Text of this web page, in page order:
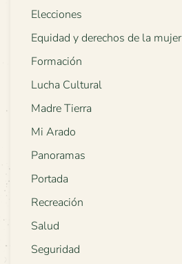
Elecciones
Equidad y derechos de la mujer
Formación
Lucha Cultural
Madre Tierra
Mi Arado
Panoramas
Portada
Recreación
Salud
Seguridad